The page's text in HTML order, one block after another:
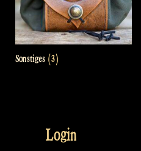
Sonstiges (3)
Login